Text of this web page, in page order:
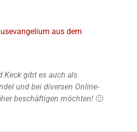
aus dem
Keck gibt es auch als
und bei diversen Online-
beschäftigen möchten! 🙂